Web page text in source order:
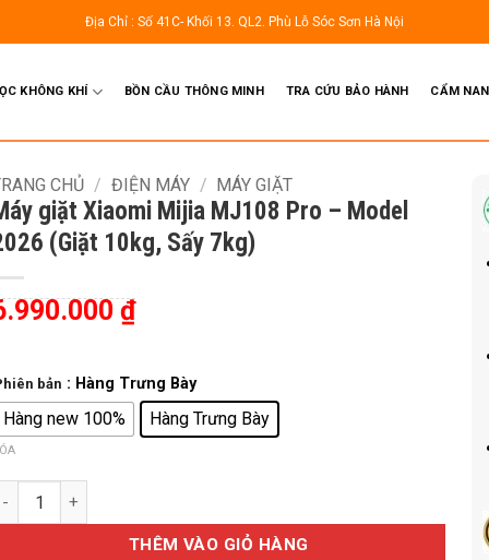
Địa Chỉ : Số 41C- Khối 13. QL2. Phù Lỗ Sóc Sơn Hà Nội
KHÔNG KHÍ BỒN CẦU THÔNG MINH TRA CỨU BẢO HÀNH CẨM
CHỦ / ĐIỆN MÁY / MÁY GIẶT
giặt Xiaomi Mijia MJ108 Pro – Model
(Giặt 10kg, Sấy 7kg)
₫
bản : Hàng Trưng Bày
Hàng new 100% Hàng Trưng Bày
Máy giặt Xiaomi Mijia MJ108 Pro – Model 2026 (Giặt 10kg, Sấy
THÊM VÀO GIỎ HÀNG